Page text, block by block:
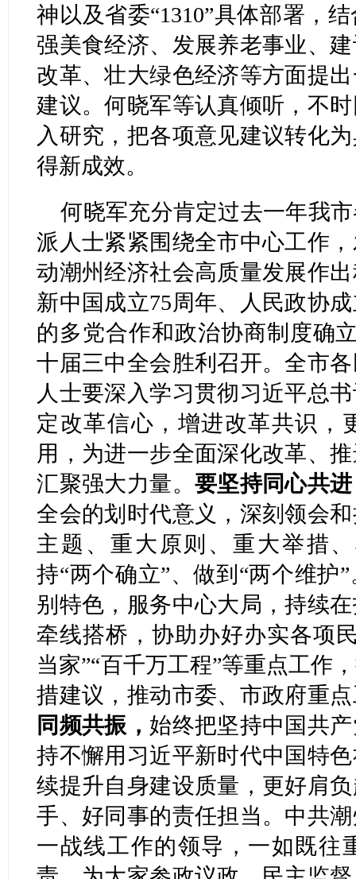
神以及省委“1310”具体部署，
强美食经济、发展养老事业、
改革、壮大绿色经济等方面提
建议。何晓军等认真倾听，不
入研究，把各项意见建议转化
得新成效。
何晓军充分肯定过去一年我
派人士紧紧围绕全市中心工作
动潮州经济社会高质量发展作
新中国成立75周年、人民政协
的多党合作和政治协商制度确
十届三中全会胜利召开。全市
人士要深入学习贯彻习近平总
定改革信心，增进改革共识，
用，为进一步全面深化改革、
汇聚强大力量。 要坚持同心共
全会的划时代意义，深刻领会
主题、重大原则、重大举措
持“两个确立”、做到“两个维护”
别特色，服务中心大局，持续
牵线搭桥，协助办好办实各项
当家”“百千万工程”等重点工作
措建议，推动市委、市政府重
同频共振， 始终把坚持中国共
持不懈用习近平新时代中国特
续提升自身建设质量，更好肩
手、好同事的责任担当。中共
一战线工作的领导，一如既往